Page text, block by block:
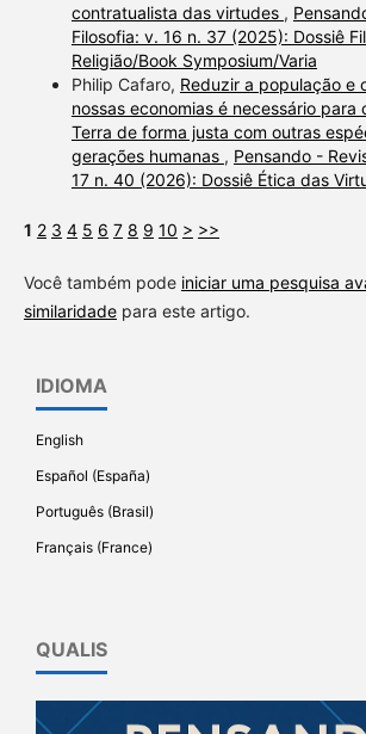
contratualista das virtudes ,
Filosofia: v. 16 n. 37 (2025): Dossiê
Religião/Book Symposium/Varia
Philip Cafaro, Reduzir a população e
nossas economias é necessário para
Terra de forma justa com outras
gerações humanas , Pensando -
17 n. 40 (2026): Dossiê Ética das
1 2 3 4 5 6 7 8 9 10 > >>
Você também pode iniciar uma pesquisa
similaridadepara este artigo.
IDIOMA
English
Español (España)
Português (Brasil)
Français (France)
QUALIS